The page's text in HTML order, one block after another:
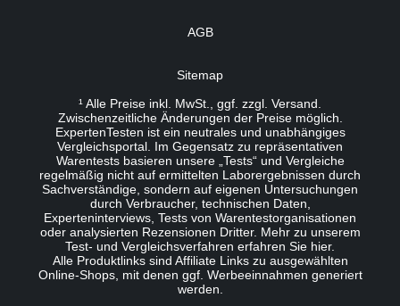
AGB
Sitemap
¹ Alle Preise inkl. MwSt., ggf. zzgl. Versand.
Zwischenzeitliche Änderungen der Preise möglich.
ExpertenTesten ist ein neutrales und unabhängiges
Vergleichsportal. Im Gegensatz zu repräsentativen
Warentests basieren unsere „Tests“ und Vergleiche
regelmäßig nicht auf ermittelten Laborergebnissen durch
Sachverständige, sondern auf eigenen Untersuchungen
durch Verbraucher, technischen Daten,
Experteninterviews, Tests von Warentestorganisationen
oder analysierten Rezensionen Dritter. Mehr zu unserem
Test- und Vergleichsverfahren erfahren Sie hier.
Alle Produktlinks sind Affiliate Links zu ausgewählten
Online-Shops, mit denen ggf. Werbeeinnahmen generiert
werden.